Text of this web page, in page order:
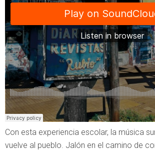
Con esta experiencia escolar, la música
vuelve al pueblo. Jalón en el camino de